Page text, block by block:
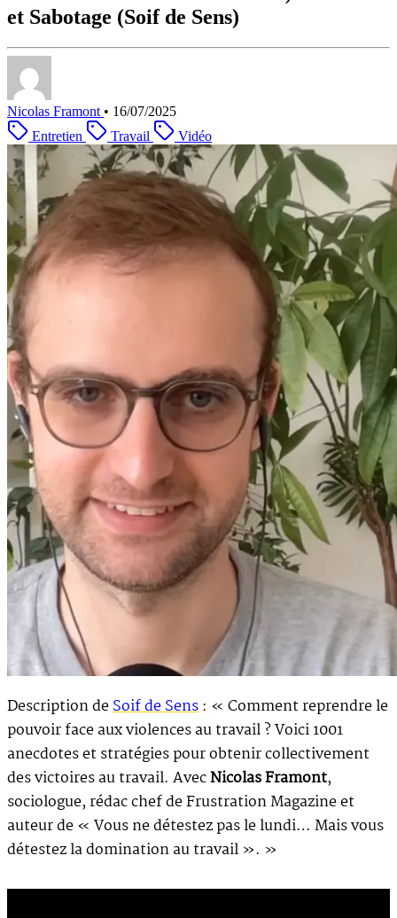
et Sabotage (Soif de Sens)
Nicolas Framont • 16/07/2025
Entretien
Travail Vidéo
Description deSoif de Sens: « Comment reprendre le
pouvoir face aux violences au travail ? Voici 1001
anecdotes et stratégies pour obtenir collectivement
des victoires au travail. AvecNicolas Framont,
sociologue, rédac chef de Frustration Magazine et
auteur de « Vous ne détestez pas le lundi… Mais vous
détestez la domination au travail ». »